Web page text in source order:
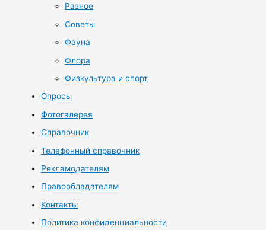
Разное
Советы
Фауна
Флора
Физкультура и спорт
Опросы
Фотогалерея
Справочник
Телефонный справочник
Рекламодателям
Правообладателям
Контакты
Политика конфиденциальности